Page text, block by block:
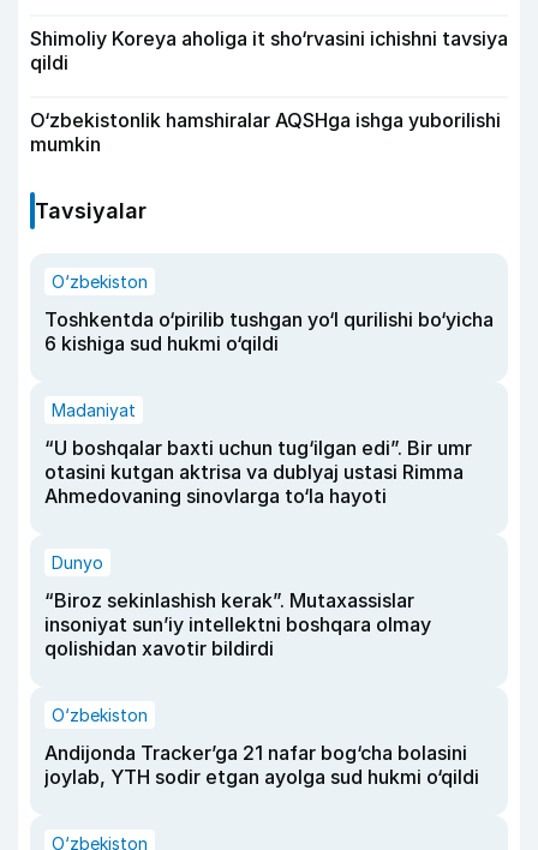
Shimoliy Koreya aholiga it sho‘rvasini ichishni tavsiya
qildi
O‘zbekistonlik hamshiralar AQSHga ishga yuborilishi
mumkin
Tavsiyalar
O‘zbekiston
Toshkentda o‘pirilib tushgan yo‘l qurilishi bo‘yicha
6 kishiga sud hukmi o‘qildi
Madaniyat
“U boshqalar baxti uchun tug‘ilgan edi”. Bir umr
otasini kutgan aktrisa va dublyaj ustasi Rimma
Ahmedovaning sinovlarga to‘la hayoti
Dunyo
“Biroz sekinlashish kerak”. Mutaxassislar
insoniyat sun’iy intellektni boshqara olmay
qolishidan xavotir bildirdi
O‘zbekiston
Andijonda Tracker’ga 21 nafar bog‘cha bolasini
joylab, YTH sodir etgan ayolga sud hukmi o‘qildi
O‘zbekiston